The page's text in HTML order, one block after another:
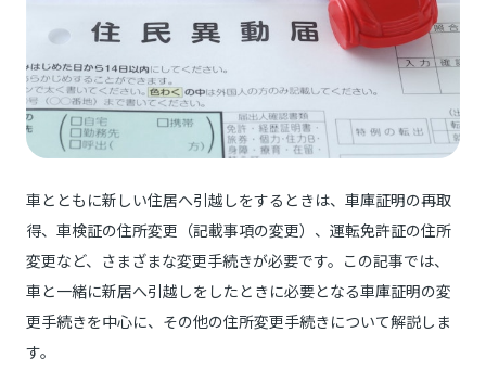
車とともに新しい住居へ引越しをするときは、車庫証明の再取
得、車検証の住所変更（記載事項の変更）、運転免許証の住所
変更など、さまざまな変更手続きが必要です。この記事では、
車と一緒に新居へ引越しをしたときに必要となる車庫証明の変
更手続きを中心に、その他の住所変更手続きについて解説しま
す。